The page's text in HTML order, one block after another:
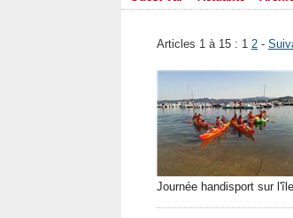
Articles 1 à 15 : 1 2 -
Journée handisport sur